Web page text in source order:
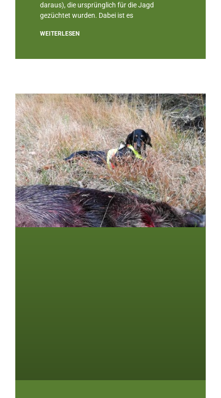
daraus), die ursprünglich für die Jagd
gezüchtet wurden. Dabei ist es
WEITERLESEN